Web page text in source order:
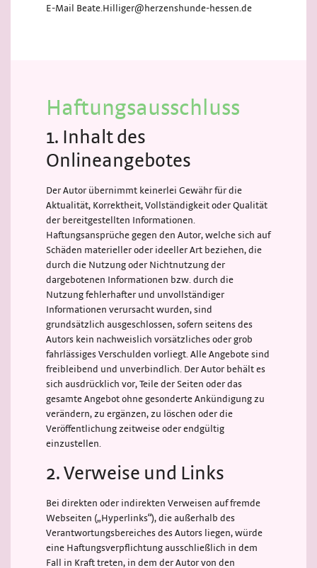
E-Mail Beate.Hilliger@herzenshunde-hessen.de
Haftungsausschluss
1. Inhalt des
Onlineangebotes
Der Autor übernimmt keinerlei Gewähr für die
Aktualität, Korrektheit, Vollständigkeit oder Qualität
der bereitgestellten Informationen.
Haftungsansprüche gegen den Autor, welche sich auf
Schäden materieller oder ideeller Art beziehen, die
durch die Nutzung oder Nichtnutzung der
dargebotenen Informationen bzw. durch die
Nutzung fehlerhafter und unvollständiger
Informationen verursacht wurden, sind
grundsätzlich ausgeschlossen, sofern seitens des
Autors kein nachweislich vorsätzliches oder grob
fahrlässiges Verschulden vorliegt. Alle Angebote sind
freibleibend und unverbindlich. Der Autor behält es
sich ausdrücklich vor, Teile der Seiten oder das
gesamte Angebot ohne gesonderte Ankündigung zu
verändern, zu ergänzen, zu löschen oder die
Veröffentlichung zeitweise oder endgültig
einzustellen.
2. Verweise und Links
Bei direkten oder indirekten Verweisen auf fremde
Webseiten („Hyperlinks“), die außerhalb des
Verantwortungsbereiches des Autors liegen, würde
eine Haftungsverpflichtung ausschließlich in dem
Fall in Kraft treten, in dem der Autor von den